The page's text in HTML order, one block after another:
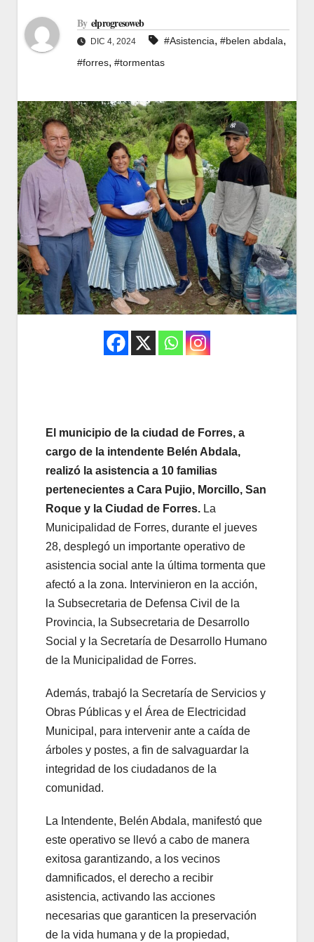
By elprogresoweb
DIC 4, 2024 #Asistencia, #belen abdala,
#forres, #tormentas
El municipio de la ciudad de Forres, a
cargo de la intendente Belén Abdala,
realizó la asistencia a 10 familias
pertenecientes a Cara Pujio, Morcillo, San
Roque y la Ciudad de Forres. La
Municipalidad de Forres, durante el jueves
28, desplegó un importante operativo de
asistencia social ante la última tormenta que
afectó a la zona. Intervinieron en la acción,
la Subsecretaria de Defensa Civil de la
Provincia, la Subsecretaria de Desarrollo
Social y la Secretaría de Desarrollo Humano
de la Municipalidad de Forres.
Además, trabajó la Secretaría de Servicios y
Obras Públicas y el Área de Electricidad
Municipal, para intervenir ante a caída de
árboles y postes, a fin de salvaguardar la
integridad de los ciudadanos de la
comunidad.
La Intendente, Belén Abdala, manifestó que
este operativo se llevó a cabo de manera
exitosa garantizando, a los vecinos
damnificados, el derecho a recibir
asistencia, activando las acciones
necesarias que garanticen la preservación
de la vida humana y de la propiedad,